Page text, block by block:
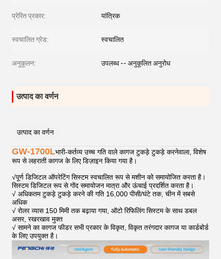
प्रेरित प्रकार: यांत्रिक
स्वचालित ग्रेड: स्वचालित
अनुकूलन: उपलब्ध -- अनुकूलित अनुरोध
उत्पाद का वर्णन
उत्पाद का वर्णन
GW-1700Lभारी-कर्तव्य उच्च गति वाले कागज टुकड़े टुकड़े करनेवाला, विशेष
रूप से लहराती कागज के लिए डिज़ाइन किया गया है।
√पूर्ण डिजिटल ऑपरेटिंग सिस्टम स्वचालित रूप से मशीन को समायोजित करता है।
सिस्टम डिजिटल रूप से गोंद समायोजन मात्रा और ऊंचाई प्रदर्शित करता है।
√ अधिकतम टुकड़े टुकड़े करने की गति 16,000 पीसी/घंटे तक, चीन में सबसे
अधिक
√ रोलर व्यास 150 मिमी तक बढ़ाया गया, ऑटो रिफिलिंग सिस्टम के साथ डबल
असर, रखरखाव मुक्त
√ सामने का कागज फीडर सभी प्रकार के विकृत, विकृत तरंगदार कागज या कार्डबोर्ड
के लिए उपयुक्त है।